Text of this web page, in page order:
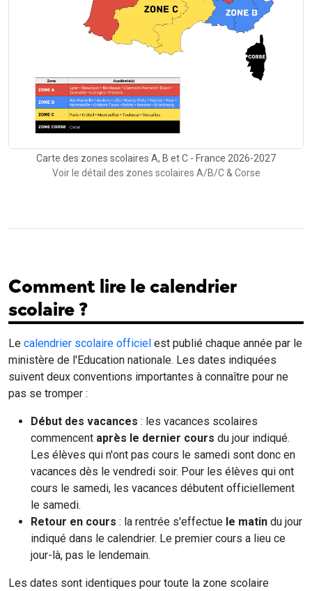
Carte des zones scolaires A, B et C - France 2026-2027
Voir le détail des zones scolaires A/B/C & Corse
Comment lire le calendrier
scolaire ?
Le calendrier scolaire officiel est publié chaque année par le
ministère de l'Education nationale. Les dates indiquées
suivent deux conventions importantes à connaître pour ne
pas se tromper :
Début des vacances : les vacances scolaires
commencent après le dernier cours du jour indiqué.
Les élèves qui n'ont pas cours le samedi sont donc en
vacances dès le vendredi soir. Pour les élèves qui ont
cours le samedi, les vacances débutent officiellement
le samedi.
Retour en cours : la rentrée s'effectue le matin du jour
indiqué dans le calendrier. Le premier cours a lieu ce
jour-là, pas le lendemain.
Les dates sont identiques pour toute la zone scolaire